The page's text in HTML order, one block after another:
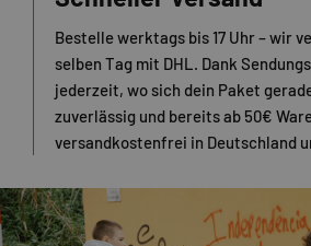
Bestelle werktags bis 17 Uhr – wir
selben Tag mit DHL. Dank
jederzeit, wo sich dein Paket
zuverlässig und bereits ab 50€
versandkostenfrei in Deutschland